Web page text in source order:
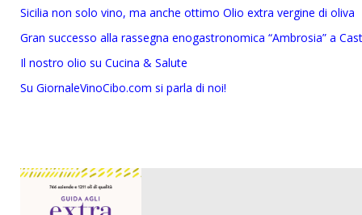
Sicilia non solo vino, ma anche ottimo Olio extra vergine di oliva
Gran successo alla rassegna enogastronomica “Ambrosia” a
Il nostro olio su Cucina & Salute
Su GiornaleVinoCibo.com si parla di noi!